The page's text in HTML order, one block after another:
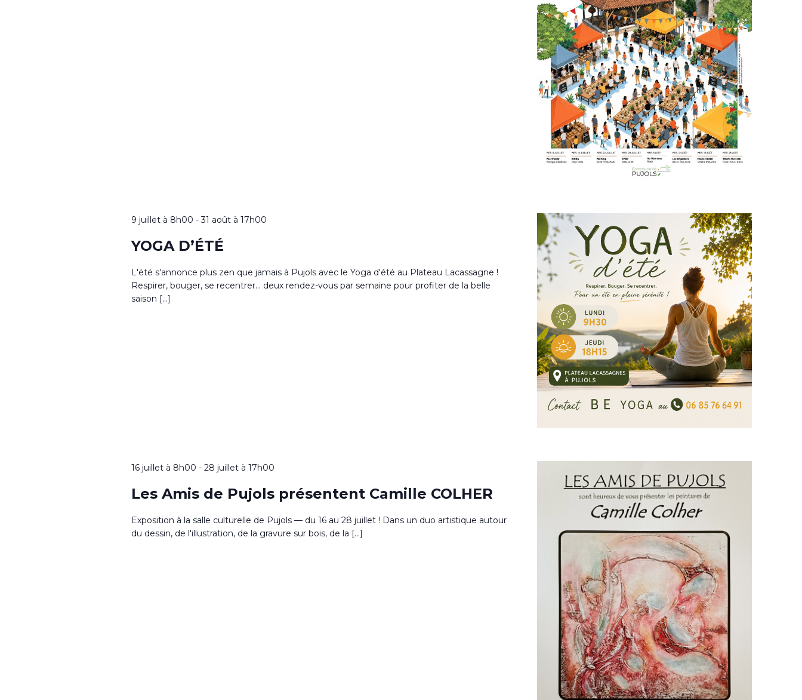
9 juillet à 8h00 -31 août à 17h00
YOGA D’ÉTÉ
L'été s'annonce plus zen que jamais à Pujols avec le Yoga d'été au Plateau Lacassagne !
Respirer, bouger, se recentrer... deux rendez-vous par semaine pour profiter de la belle
saison […]
16 juillet à 8h00 - 28 juillet à 17h00
Les Amis de Pujols présentent Camille COLHER
Exposition à la salle culturelle de Pujols — du 16 au 28 juillet ! Dans un duo artistique autour
du dessin, de l'illustration, de la gravure sur bois, de la […]